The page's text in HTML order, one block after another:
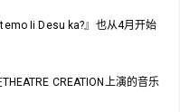
Ii Desu ka?』也从4月开始
CREATION上演的音乐